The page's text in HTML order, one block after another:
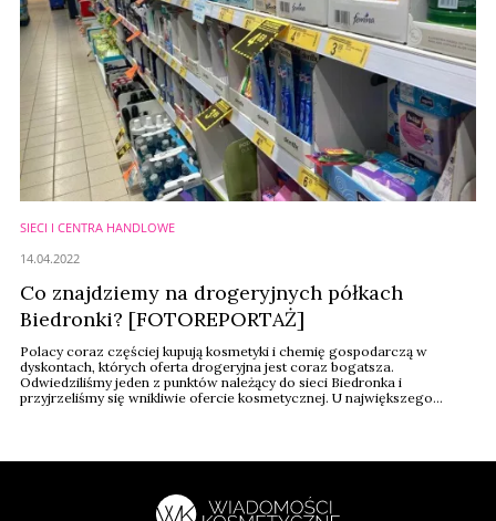
SIECI I CENTRA HANDLOWE
Co znajdziemy na drogeryjnych półkach
Biedronki? [FOTOREPORTAŻ]
Polacy coraz częściej kupują kosmetyki i chemię gospodarczą w
dyskontach, których oferta drogeryjna jest coraz bogatsza.
Odwiedziliśmy jeden z punktów należący do sieci Biedronka i
przyjrzeliśmy się wnikliwie ofercie kosmetycznej. U największego
14.04.2022